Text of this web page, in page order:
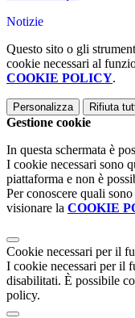
Notizie
Questo sito o gli
cookie necessari al
COOKIE POLICY.
Personalizza Rifiuta
Gestione cookie
In questa schermata è
I cookie necessari sono
piattaforma e non è
Per conoscere quali
visionare la COOKIE
Cookie necessari per il
I cookie necessari per il
disabilitati. È possibile
policy.